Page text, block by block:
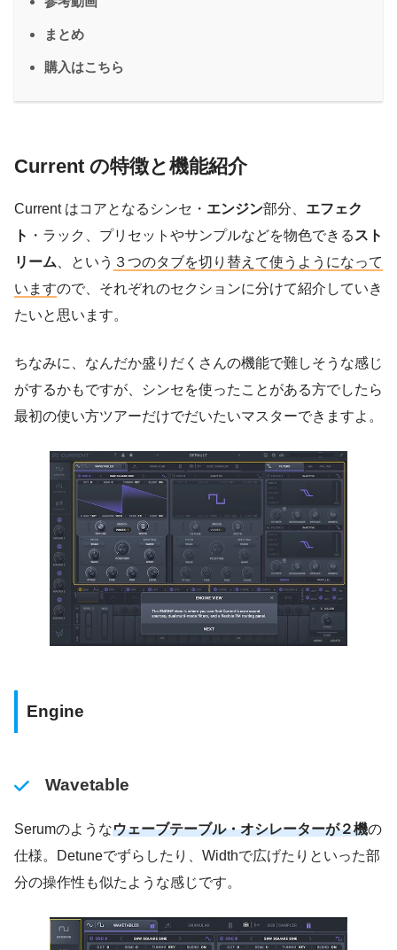
まとめ
購入はこちら
Current の特徴と機能紹介
Current はコアとなるシンセ・ エンジン部分、 エフェク
ト ・ラック、プリセットやサンプルなどを物色できる スト
リーム 、という ３つのタブを切り替えて使うようになって
いますので、それぞれのセクションに分けて紹介していき
たいと思います。
ちなみに、なんだか盛りだくさんの機能で難しそうな感じ
がするかもですが、シンセを使ったことがある方でしたら
最初の使い方ツアーだけでだいたいマスターできますよ。
Engine
Wavetable
Serumのようなウェーブテーブル・オシレーターが２機の
仕様。Detuneでずらしたり、Widthで広げたりといった部
分の操作性も似たような感じです。